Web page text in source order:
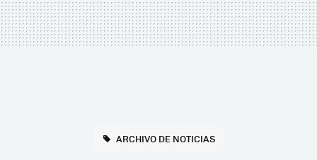
ARCHIVO DE NOTICIAS